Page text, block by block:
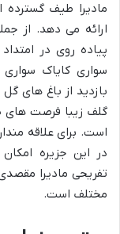
مادیرا طیف گسترده
ارائه می دهد. از
سواری کایاک
بازدید از باغ های
گلف زیبا فرصت های
است. برای علاقه
در این جزیره
تفریحی مادیرا
مختلف است.